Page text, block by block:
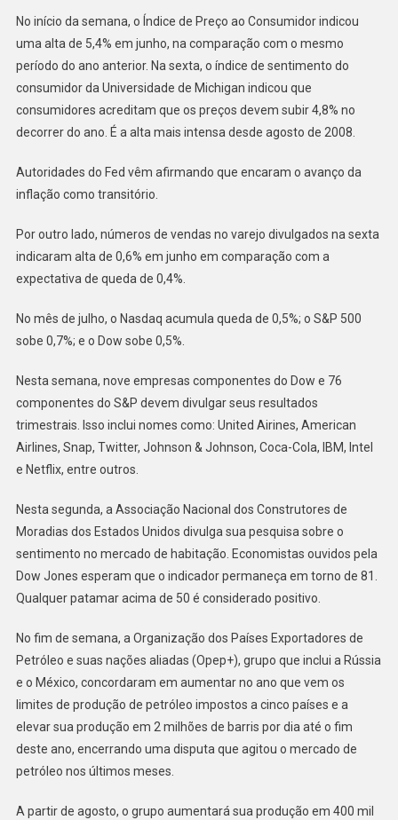
No início da semana, o Índice de Preço ao Consumidor indicou
uma alta de 5,4% em junho, na comparação com o mesmo
período do ano anterior. Na sexta, o índice de sentimento do
consumidor da Universidade de Michigan indicou que
consumidores acreditam que os preços devem subir 4,8% no
decorrer do ano. É a alta mais intensa desde agosto de 2008.
Autoridades do Fed vêm afirmando que encaram o avanço da
inflação como transitório.
Por outro lado, números de vendas no varejo divulgados na sexta
indicaram alta de 0,6% em junho em comparação com a
expectativa de queda de 0,4%.
No mês de julho, o Nasdaq acumula queda de 0,5%; o S&P 500
sobe 0,7%; e o Dow sobe 0,5%.
Nesta semana, nove empresas componentes do Dow e 76
componentes do S&P devem divulgar seus resultados
trimestrais. Isso inclui nomes como: United Airines, American
Airlines, Snap, Twitter, Johnson & Johnson, Coca-Cola, IBM, Intel
e Netflix, entre outros.
Nesta segunda, a Associação Nacional dos Construtores de
Moradias dos Estados Unidos divulga sua pesquisa sobre o
sentimento no mercado de habitação. Economistas ouvidos pela
Dow Jones esperam que o indicador permaneça em torno de 81.
Qualquer patamar acima de 50 é considerado positivo.
No fim de semana, a Organização dos Países Exportadores de
Petróleo e suas nações aliadas (Opep+), grupo que inclui a Rússia
e o México, concordaram em aumentar no ano que vem os
limites de produção de petróleo impostos a cinco países e a
elevar sua produção em 2 milhões de barris por dia até o fim
deste ano, encerrando uma disputa que agitou o mercado de
petróleo nos últimos meses.
A partir de agosto, o grupo aumentará sua produção em 400 mil